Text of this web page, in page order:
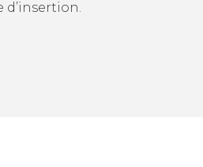
d’insertion.